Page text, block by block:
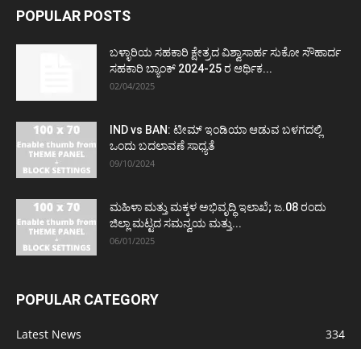
POPULAR POSTS
ಬಳ್ಳಾರಿಯ ಸಹಕಾರಿ ಕ್ಷೇತ್ರದ ವಿಶ್ವಾಸಾರ್ಹ ಸುಕೋ ಸೌಹಾರ್ದ
ಸಹಕಾರಿ ಬ್ಯಾಂಕ್ 2024-25 ರ ಆರ್ಥಿಕ...
02/04/2025
IND vs BAN: ಟೀಮ್ ಇಂಡಿಯಾ ಆಡುವ ಬಳಗದಲ್ಲಿ
ಒಂದು ಬದಲಾವಣೆ ಸಾಧ್ಯತೆ
09/10/2024
ಮಹಿಳಾ ಮತ್ತು ಮಕ್ಕಳ ಅಭಿವೃದ್ಧಿ ಇಲಾಖೆ; ಜ.08 ರಂದು
ಜಿಲ್ಲಾ ಮಟ್ಟದ ಸಮನ್ವಯ ಮತ್ತು...
06/01/2025
POPULAR CATEGORY
Latest News
334